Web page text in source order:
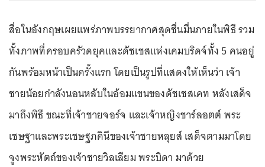
สื่อในอังกฤษเผยแพร่ภาพบรรยากาศสุดชื่นมื่นภายในพิธี รวม
ทั้งภาพที่ครอบครัวดยุคและดัชเชสแห่งเคมบริดจ์ทั้ง 5 คนอยู่
กันพร้อมหน้าเป็นครั้งแรก โดยเป็นรูปที่แสดงให้เห็นว่า เจ้า
ชายน้อยกำลังนอนหลับในอ้อมแขนของดัชเชสเคท หลังเสด็จ
มาถึงพิธี ขณะที่เจ้าชายจอร์จ และเจ้าหญิงชาร์ลอตต์ พระ
เชษฐาและพระเชษฐภคินีของเจ้าชายหลุยส์ เสด็จตามมาโดย
จูงพระหัตถ์ของเจ้าชายวิลเลียม พระบิดา มาด้วย